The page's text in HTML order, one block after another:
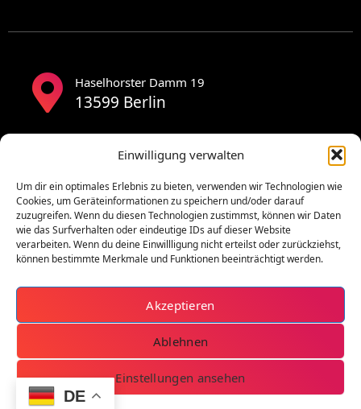
Einwilligung verwalten
Um dir ein optimales Erlebnis zu bieten, verwenden wir Technologien wie
Cookies, um Geräteinformationen zu speichern und/oder darauf
zuzugreifen. Wenn du diesen Technologien zustimmst, können wir Daten
wie das Surfverhalten oder eindeutige IDs auf dieser Website
verarbeiten. Wenn du deine Einwillligung nicht erteilst oder zurückziehst,
können bestimmte Merkmale und Funktionen beeinträchtigt werden.
Akzeptieren
Ablehnen
Einstellungen ansehen
Haselhorster Damm 19
13599 Berlin
DE